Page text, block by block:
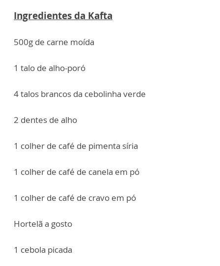
Ingredientes da Kafta
500g de carne moída
1 talo de alho-poró
4 talos brancos da cebolinha verde
2 dentes de alho
1 colher de café de pimenta síria
1 colher de café de canela em pó
1 colher de café de cravo em pó
Hortelã a gosto
1 cebola picada